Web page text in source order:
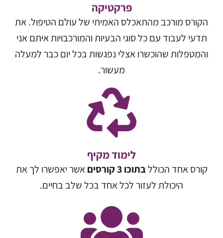
פרקטיקה
הקורס מורכב מהתאכלס האמיתי של עולם הטיפול. את
תדעי לעבוד עם כל סוגי הבעיות והמורכבויות איתם אני
והמטפלות שהוכשרו אצלי נפגשות בכל יום כבר למעלה
מעשור.
לימוד מקיף
קורס אחד הכוללבתוכו 3 קורסים
אשר יאפשרו לך את
היכולת לעזור לכל אחד בכל שלב בחיים.